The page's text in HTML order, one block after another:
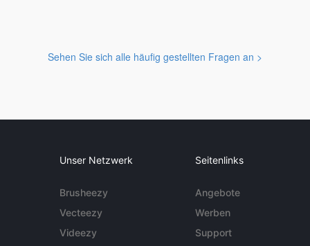
Sehen Sie sich alle häufig gestellten Fragen an >
Unser Netzwerk
Brusheezy
Vecteezy
Videezy
Seitenlinks
Angebote
Werben
Support